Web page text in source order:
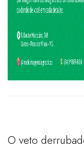
O veto